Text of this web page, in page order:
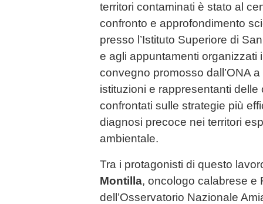
territori contaminati è stato al
confronto e approfondimento
presso l’Istituto Superiore di
e agli appuntamenti organizzati
convegno promosso dall’ONA
istituzioni e rappresentanti
confrontati sulle strategie più
diagnosi precoce nei territori
ambientale.
Tra i protagonisti di questo
Montilla, oncologo calabrese e
dell’Osservatorio Nazionale